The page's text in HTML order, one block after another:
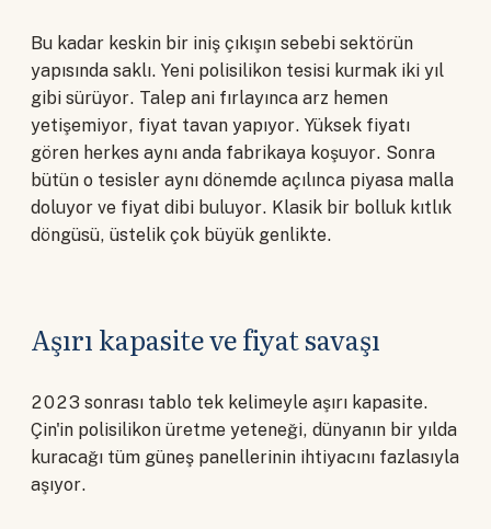
Bu kadar keskin bir iniş çıkışın sebebi sektörün
yapısında saklı. Yeni polisilikon tesisi kurmak iki yıl
gibi sürüyor. Talep ani fırlayınca arz hemen
yetişemiyor, fiyat tavan yapıyor. Yüksek fiyatı
gören herkes aynı anda fabrikaya koşuyor. Sonra
bütün o tesisler aynı dönemde açılınca piyasa malla
doluyor ve fiyat dibi buluyor. Klasik bir bolluk kıtlık
döngüsü, üstelik çok büyük genlikte.
Aşırı kapasite ve fiyat savaşı
2023 sonrası tablo tek kelimeyle aşırı kapasite.
Çin'in polisilikon üretme yeteneği, dünyanın bir yılda
kuracağı tüm güneş panellerinin ihtiyacını fazlasıyla
aşıyor.